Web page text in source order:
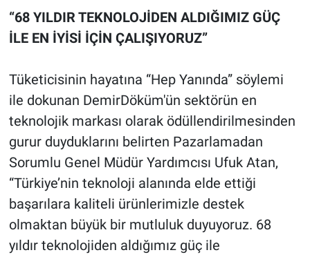
“68 YILDIR TEKNOLOJİDEN ALDIĞIMIZ GÜÇ
İLE EN İYİSİ İÇİN ÇALIŞIYORUZ”
Tüketicisinin hayatına “Hep Yanında” söylemi
ile dokunan DemirDöküm'ün sektörün en
teknolojik markası olarak ödüllendirilmesinden
gurur duyduklarını belirten Pazarlamadan
Sorumlu Genel Müdür Yardımcısı Ufuk Atan,
“Türkiye’nin teknoloji alanında elde ettiği
başarılara kaliteli ürünlerimizle destek
olmaktan büyük bir mutluluk duyuyoruz. 68
yıldır teknolojiden aldığımız güç ile